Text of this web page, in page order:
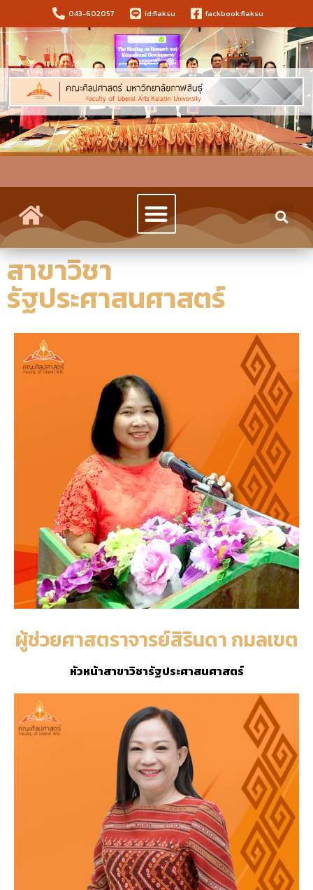
043-602057 id:flaksu fackbook:flaksu
สาขาวิชา
รัฐประศาสนศาสตร์
ผู้ช่วยศาสตราจารย์สิรินดา กมลเขต
หัวหน้าสาขาวิชารัฐประศาสนศาสตร์